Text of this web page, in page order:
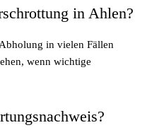
in Ahlen?
in vielen Fällen
wenn wichtige